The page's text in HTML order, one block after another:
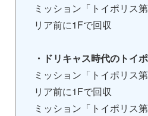
ミッション「トイポリス
リア前に1Fで回収
・ドリキャス時代のトイ
ミッション「トイポリス
リア前に1Fで回収
ミッション「トイポリス